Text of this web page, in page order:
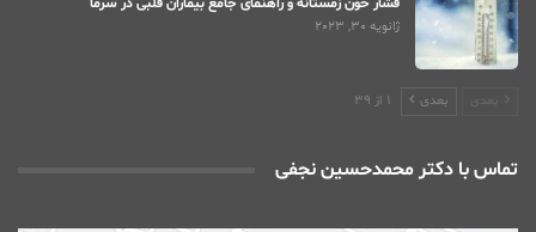
ژانویه 30, 2023
بعدی بعدی 1 از 39
تماس با دکتر محمدحسین نجفی